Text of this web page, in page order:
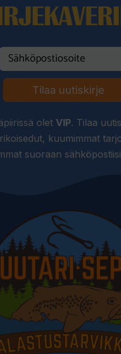
Tilaa uutiskirje
olet VIP. Tilaa
kuumimmat
suoraan